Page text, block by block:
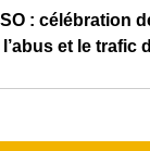
: célébration
et le trafic